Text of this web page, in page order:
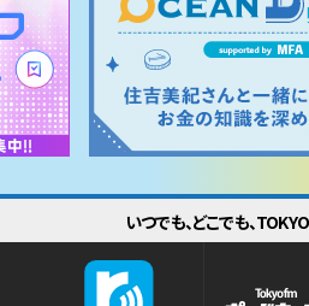
いつでも、どこでも、